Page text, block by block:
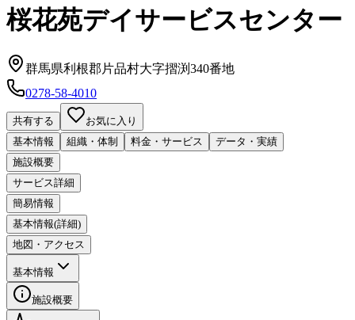
桜花苑デイサービスセンター
群馬県利根郡片品村大字摺渕340番地
0278-58-4010
共有する
お気に入り
基本情報
組織・体制 料金・サービス
データ・実績
施設概要
サービス詳細
簡易情報
基本情報(詳細)
地図・アクセス
基本情報
施設概要